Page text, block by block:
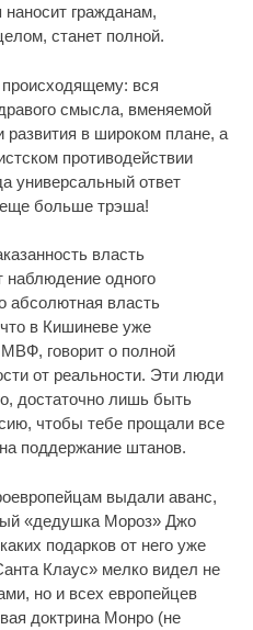
гражданам,
станет полной.
вся
смысла, вменяемой
развития в широком плане, а
противодействии
универсальный ответ
больше трэша!
власть
одного
абсолютная власть
в Кишиневе уже
говорит о полной
от реальности. Эти люди
достаточно лишь быть
чтобы тебе прощали все
поддержание штанов.
выдали аванс,
«дедушка Мороз» Джо
подарков от него уже
Клаус» мелко видел не
но и всех европейцев
доктрина Монро (не